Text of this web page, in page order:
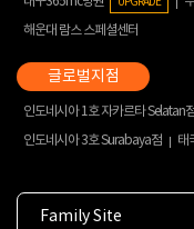
해운대 람스 스페셜센터
인도네시아 1호 자카르타 Selatan
인도네시아 3호 Surabaya점
태
Family Site